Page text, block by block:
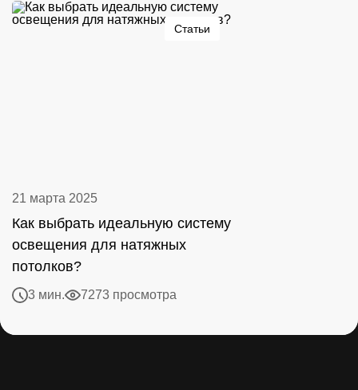
Статьи
21 марта 2025
Как выбрать идеальную систему
освещения для натяжных
потолков?
3 мин. 7273 просмотра